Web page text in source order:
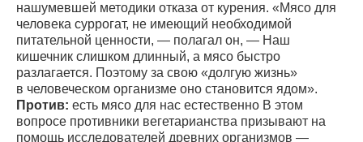
нашумевшей методики отказа от курения. «Мясо для
человека суррогат, не имеющий необходимой
питательной ценности, — полагал он, — Наш
кишечник слишком длинный, а мясо быстро
разлагается. Поэтому за свою «долгую жизнь»
в человеческом организме оно становится ядом».
Против: есть мясо для нас естественно В этом
вопросе противники вегетарианства призывают на
помощь исследователей древних организмов —